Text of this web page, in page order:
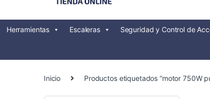
Herramientas Escaleras Seguridad y Control de
Inicio Productos etiquetados “motor 750W